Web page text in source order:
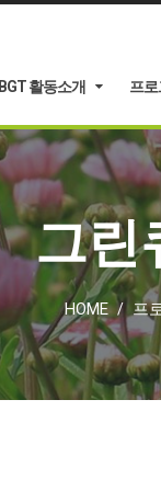
활동소개 프
그린
HOME / 프